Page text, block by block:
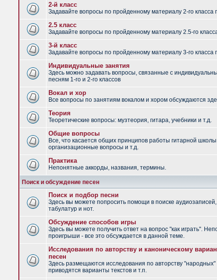
2-й класс
Задавайте вопросы по пройденному материалу 2-го класса
2.5 класс
Задавайте вопросы по пройденному материалу 2.5-го
3-й класс
Задавайте вопросы по пройденному материалу 3-го класса
Индивидуальные занятия
Здесь можно задавать вопросы, связанные с
песням 1-го и 2-го классов
Вокал и хор
Все вопросы по занятиям вокалом и хором обсуждаются
Теория
Теоретические вопросы: музтеория, гитара, учебники и т.д.
Общие вопросы
Все, что касается общих принципов работы гитарной
организационные вопросы и т.д.
Практика
Непонятные аккорды, названия, термины.
Поиск и обсуждение песен
Поиск и подбор песни
Здесь вы можете попросить помощи в поиске аудиозаписей,
табулатур и нот.
Обсуждение способов игры
Здесь вы можете получить ответ на вопрос "как играть".
проигрыши - все это обсуждается в данной теме.
Исследования по авторству и каноническому
песен
Здесь размещаются исследования по авторству "народных"
приводятся варианты текстов и т.п.